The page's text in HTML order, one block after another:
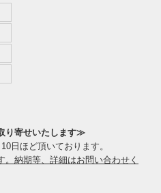
り寄せいたします≫
日ほど頂いております。
納期等、詳細はお問い合わせく